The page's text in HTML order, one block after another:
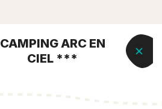
CAMPING ARC EN
CIEL ***